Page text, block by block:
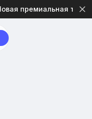
премиальная тема